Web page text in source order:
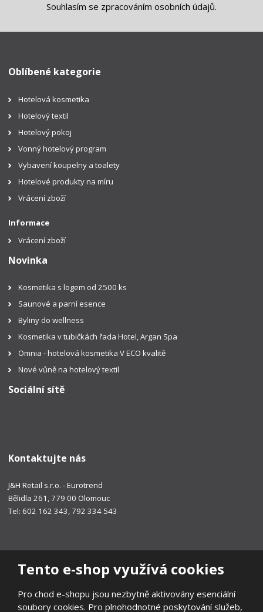
Tento e-shop využívá cookies
Pro chod e-shopu jsou nezbytně aktivovány esenciální
soubory cookies. Pro plnohodnotné poskytování služeb,
Souhlasím se zpracováním osobních údajů.
Oblíbené kategorie
Hotelová kosmetika
Hotelový textil
Hotelový pokoj
Vonný hotelový program
Vybavení koupelny a toalety
Hotelové produkty na míru
Vrácení zboží
Informace
Vrácení zboží
Novinka
Kosmetika s logem od 2500 ks
Saunové a parní esence
Byliny do wellness
Kosmetika v tubičkách řada Hotel, Argan Spa
Omnia - hotelová kosmetika V ECO kvalitě
Nové vůně na hotelový textil
Sociální sítě
Kontaktujte nás
J&H Retail s.r.o. - Eurotrend
Bělidla 261, 779 00 Olomouc
Tel: 602 162 343, 792 334 543